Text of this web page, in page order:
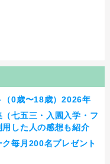
（0歳〜18歳）2026年
七五三・入園入学・フ
した人の感想も紹介
毎月200名プレゼント